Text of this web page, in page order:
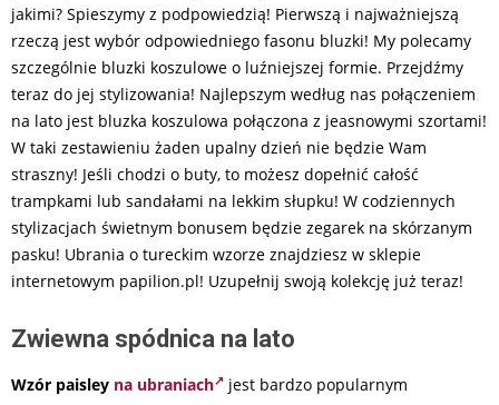
jakimi? Spieszymy z podpowiedzią! Pierwszą i najważniejszą
rzeczą jest wybór odpowiedniego fasonu bluzki! My polecamy
szczególnie bluzki koszulowe o luźniejszej formie. Przejdźmy
teraz do jej stylizowania! Najlepszym według nas połączeniem
na lato jest bluzka koszulowa połączona z jeasnowymi szortami!
W taki zestawieniu żaden upalny dzień nie będzie Wam
straszny! Jeśli chodzi o buty, to możesz dopełnić całość
trampkami lub sandałami na lekkim słupku! W codziennych
stylizacjach świetnym bonusem będzie zegarek na skórzanym
pasku! Ubrania o tureckim wzorze znajdziesz w sklepie
internetowym papilion.pl! Uzupełnij swoją kolekcję już teraz!
Zwiewna spódnica na lato
Wzór paisley na ubraniach
jest bardzo popularnym